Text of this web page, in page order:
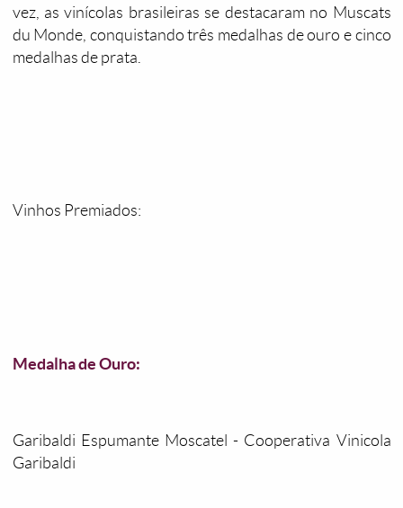
vez, as vinícolas brasileiras se destacaram no Muscats
du Monde, conquistando três medalhas de ouro e cinco
medalhas de prata.
Vinhos Premiados:
Medalha de Ouro:
Garibaldi Espumante Moscatel - Cooperativa Vinicola
Garibaldi